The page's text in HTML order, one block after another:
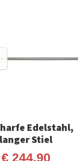
Edelstahl,
langer Stiel
€ 244,90